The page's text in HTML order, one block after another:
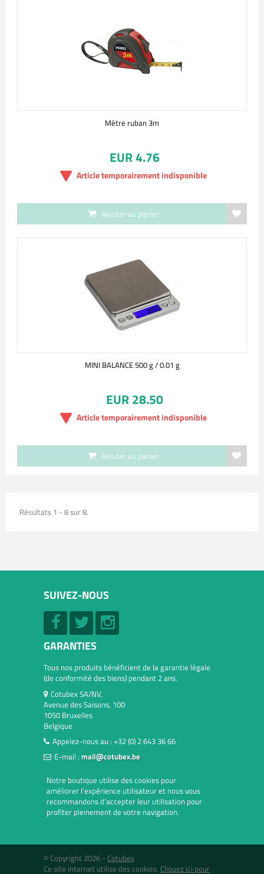
Mètre ruban 3m
EUR 4.76
Article temporairement indisponible
Ajouter au panier
MINI BALANCE 500 g / 0.01 g
EUR 28.50
Article temporairement indisponible
Ajouter au panier
Résultats 1 - 8 sur 8.
SUIVEZ-NOUS
GARANTIES
Tous nos produits bénéficient de la garantie légale
(de conformité des biens) pendant 2 ans.
Cotubex SA/NV,
Avenue des Saisons, 100
1050 Bruxelles
Belgique
Appelez-nous au : +32 (0) 2 643 36 66
E-mail : mail@cotubex.be
Notre boutique utilise des cookies pour
améliorer l’expérience utilisateur et nous vous
recommandons d’accepter leur utilisation pour
profiter pleinement de votre navigation.
© Copyright 2026 - Cotubex
Ce site internet utilise des cookies. Cliquez ici pour